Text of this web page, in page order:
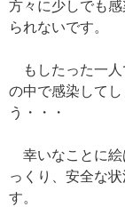
方々に少しでも
られないです。
もしたった一人
の中で感染して
う・・・
幸いなことに絵
っくり、安全な
す。